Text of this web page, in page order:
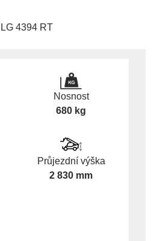
Nosnost
680 kg
Průjezdní výška
2 830 mm